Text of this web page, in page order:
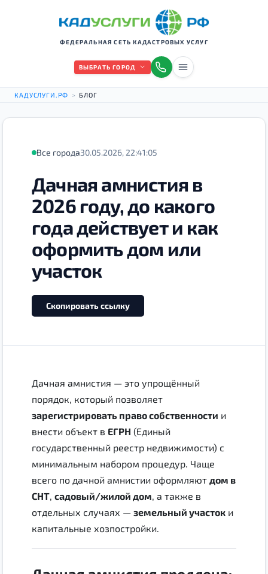
ФЕДЕРАЛЬНАЯ СЕТЬ КАДАСТРОВЫХ УСЛУГ
ВЫБРАТЬ ГОРОД
КАДУСЛУГИ.РФ > БЛОГ
Все города30.05.2026, 22:41:05
Дачная амнистия в
2026 году, до какого
года действует и как
оформить дом или
участок
Скопировать ссылку
Дачная амнистия — это упрощённый
порядок, который позволяет
зарегистрировать право собственности и
внести объект в ЕГРН (Единый
государственный реестр недвижимости) с
минимальным набором процедур. Чаще
всего по дачной амнистии оформляют дом в
СНТ, садовый/жилой дом, а также в
отдельных случаях — земельный участок и
капитальные хозпостройки.